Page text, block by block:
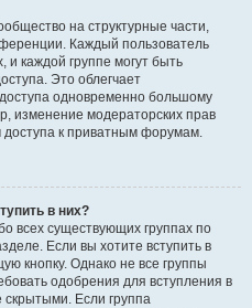
на структурные части,
Каждый пользователь
и каждой группе могут быть
Это облегчает
одновременно большому
изменение модераторских прав
доступа к приватным форумам.
в них?
всех существующих группах по
Если вы хотите вступить в
кнопку. Однако не все группы
одобрения для вступления в
Если группа